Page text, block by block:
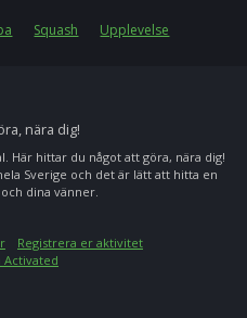
Squash Upplevelse
nära dig!
Här hittar du något att göra, nära dig!
Sverige och det är lätt att hitta en
dina vänner.
Registrera er aktivitet
Activated